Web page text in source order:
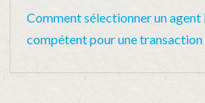
Comment sélectionner un
compétent pour une transaction